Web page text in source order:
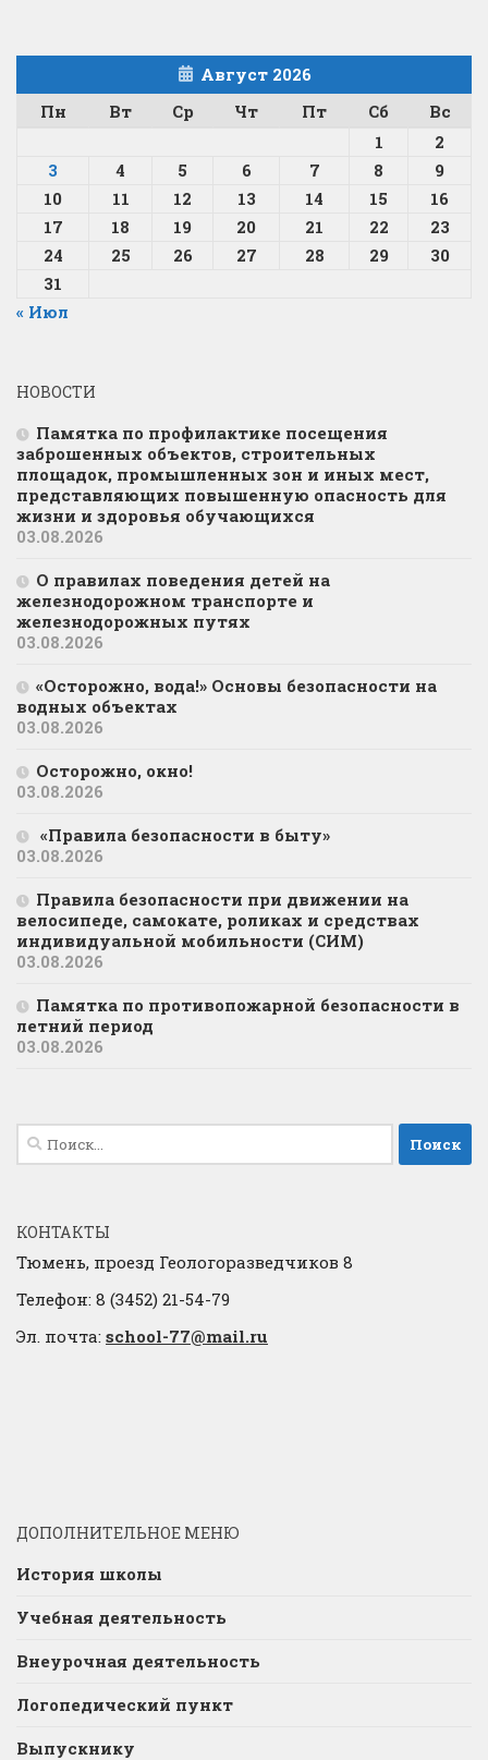
Август 2026
Пн
Вт Ср Чт Пт Сб
Вс
1
2
3
4 5 6 7 8
9
10
11 12 13 14 15
16
17
18 19 20 21 22
23
24
25 26 27 28 29
30
31
« Июл
НОВОСТИ
Памятка по профилактике посещения
заброшенных объектов, строительных
площадок, промышленных зон и иных мест,
представляющих повышенную опасность для
жизни и здоровья обучающихся
03.08.2026
О правилах поведения детей на
железнодорожном транспорте и
железнодорожных путях
03.08.2026
«Осторожно, вода!» Основы безопасности на
водных объектах
03.08.2026
Осторожно, окно!
03.08.2026
«Правила безопасности в быту»
03.08.2026
Правила безопасности при движении на
велосипеде, самокате, роликах и средствах
индивидуальной мобильности (СИМ)
03.08.2026
Памятка по противопожарной безопасности в
летний период
03.08.2026
Найти:
КОНТАКТЫ
Тюмень, проезд Геологоразведчиков 8
Телефон: 8 (3452) 21-54-79
Эл. почта: school-77@mail.ru
ДОПОЛНИТЕЛЬНОЕ МЕНЮ
История школы
Учебная деятельность
Внеурочная деятельность
Логопедический пункт
Выпускнику